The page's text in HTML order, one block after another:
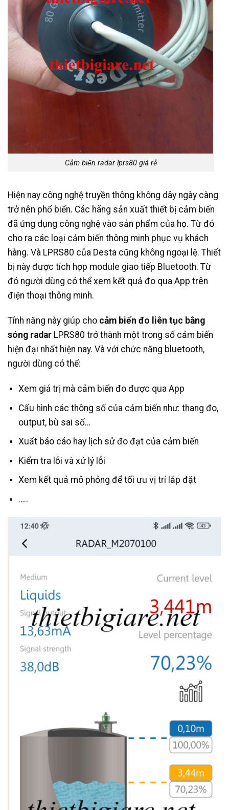
Cảm biến radar lprs80 giá rẻ
Hiện nay công nghệ truyền thông không dây ngày càng
trở nên phổ biến. Các hãng sản xuất thiết bị cảm biến
đã ứng dụng công nghệ vào sản phẩm của họ. Từ đó
cho ra các loại cảm biến thông minh phục vụ khách
hàng. Và LPRS80 của Desta cũng không ngoại lệ. Thiết
bị này được tích hợp module giao tiếp Bluetooth. Từ
đó người dùng có thể xem kết quả đo qua App trên
điện thoại thông minh.
Tính năng này giúp cho cảm biến đo liên tục bằng
sóng radar LPRS80 trở thành một trong số cảm biến
hiện đại nhất hiện nay. Và với chức năng bluetooth,
người dùng có thể:
Xem giá trị mà cảm biến đo được qua App
Cấu hình các thông số của cảm biến như: thang đo,
output, bù sai số…
Xuất báo cáo hay lịch sử đo đạt của cảm biến
Kiểm tra lỗi và xử lý lỗi
Xem kết quả mô phỏng để tối ưu vị trí lắp đặt
…..